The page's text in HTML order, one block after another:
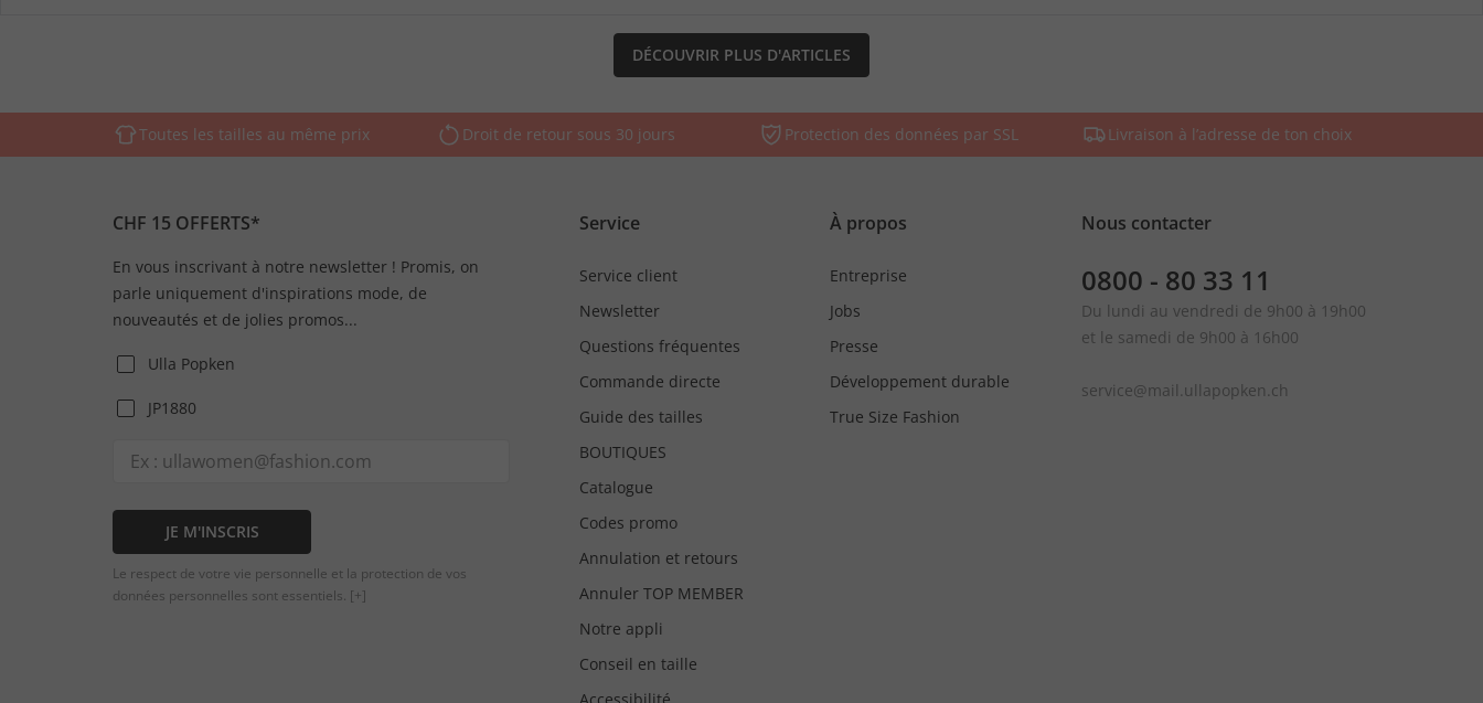
DÉCOUVRIR PLUS D'ARTICLES
Toutes les tailles au même prix Droit de retour sous 30 jours Protection des données par SSL Livraison à l’adresse de ton choix
CHF 15 OFFERTS*
En vous inscrivant à notre newsletter ! Promis, on
parle uniquement d'inspirations mode, de
nouveautés et de jolies promos...
Ulla Popken
JP1880
JE M'INSCRIS
Le respect de votre vie personnelle et la protection de vos
données personnelles sont essentiels. [+]
Service
Service client
Newsletter
Questions fréquentes
Commande directe
Guide des tailles
BOUTIQUES
Catalogue
Codes promo
Annulation et retours
Annuler TOP MEMBER
Notre appli
Conseil en taille
À propos
Entreprise
Jobs
Presse
Développement durable
True Size Fashion
Nous contacter
0800 - 80 33 11
Du lundi au vendredi de 9h00 à 19h00
et le samedi de 9h00 à 16h00
service@mail.ullapopken.ch